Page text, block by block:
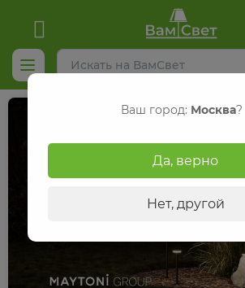
Ваш город: Москва?
Да, верно
Нет, другой